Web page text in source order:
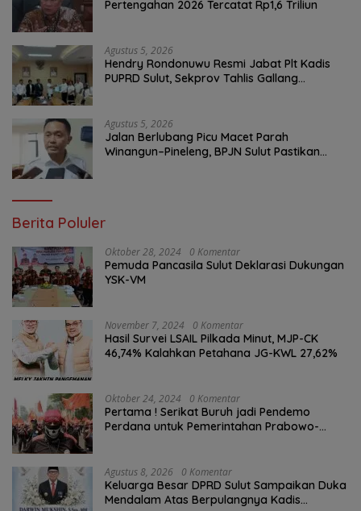
Pertengahan 2026 Tercatat Rp1,6 Triliun
Agustus 5, 2026
Hendry Rondonuwu Resmi Jabat Plt Kadis
PUPRD Sulut, Sekprov Tahlis Gallang
Agustus 5, 2026
Jalan Berlubang Picu Macet Parah
Winangun–Pineleng, BPJN Sulut Pastikan
Berita Poluler
Oktober 28, 2024 0 Komentar
Pemuda Pancasila Sulut Deklarasi Dukungan
YSK-VM
November 7, 2024 0 Komentar
Hasil Survei LSAIL Pilkada Minut, MJP-CK
46,74% Kalahkan Petahana JG-KWL 27,62%
Oktober 24, 2024 0 Komentar
Pertama ! Serikat Buruh jadi Pendemo
Perdana untuk Pemerintahan Prabowo-
Agustus 8, 2026 0 Komentar
Keluarga Besar DPRD Sulut Sampaikan Duka
Mendalam Atas Berpulangnya Kadis